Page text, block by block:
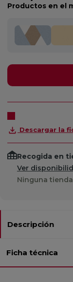
Productos en el
Descargar la
Recogida en
Ver
Ninguna
Descripción
Ficha técnica